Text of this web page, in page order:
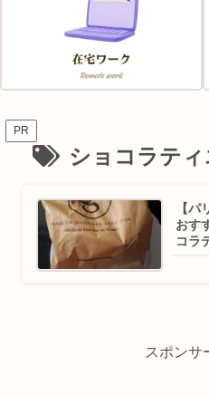
PR
ショコラティ
【
おす
コラ
スポンサ